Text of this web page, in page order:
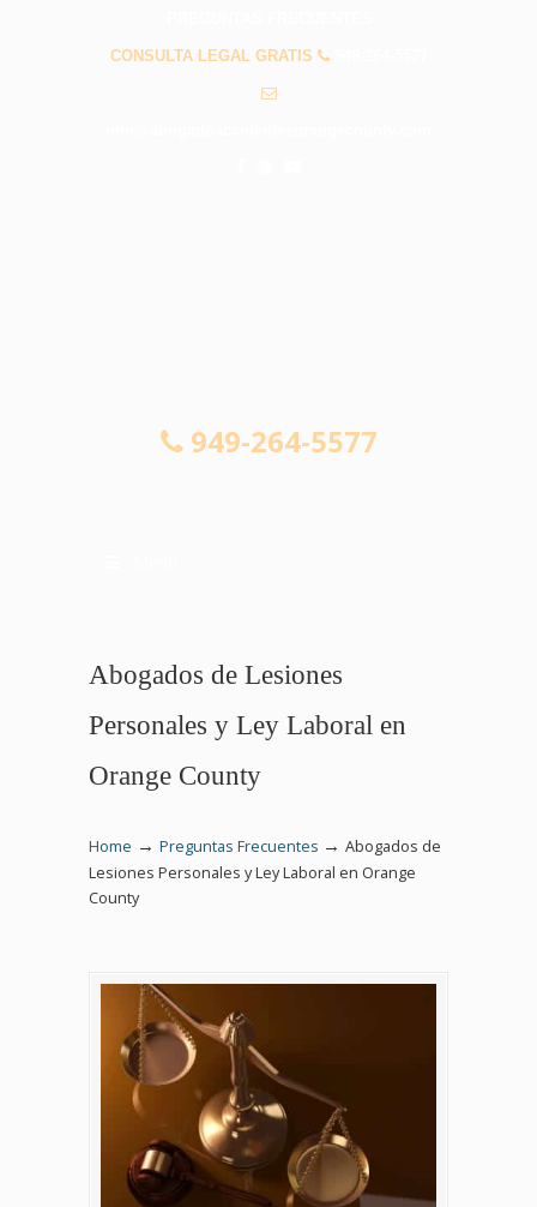
CONSULTA LEGAL GRATIS
949-264-5577
Abogados de Lesiones
Personales y Ley Laboral en
Orange County
Home → Preguntas Frecuentes → Abogados de
Lesiones Personales y Ley Laboral en Orange
County